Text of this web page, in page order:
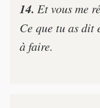
14. Et vous me
Ce que tu as dit
à faire.